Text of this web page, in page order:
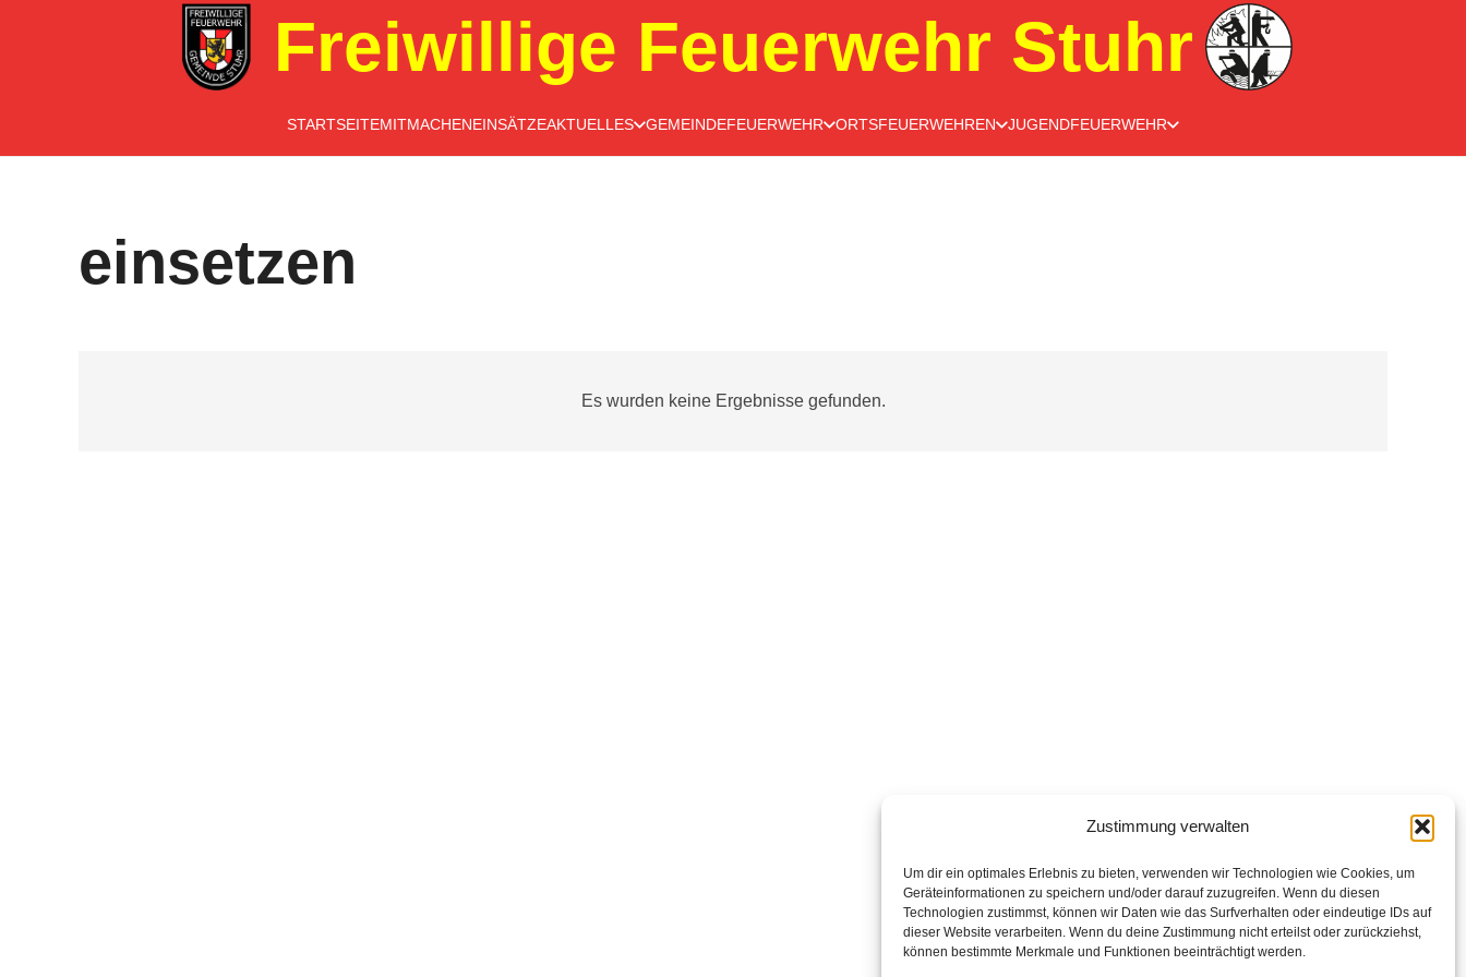
Zustimmung verwalten
Um dir ein optimales Erlebnis zu bieten, verwenden wir Technologien wie Cookies, um
Geräteinformationen zu speichern und/oder darauf zuzugreifen. Wenn du diesen
Technologien zustimmst, können wir Daten wie das Surfverhalten oder eindeutige IDs auf
dieser Website verarbeiten. Wenn du deine Zustimmung nicht erteilst oder zurückziehst,
können bestimmte Merkmale und Funktionen beeinträchtigt werden.
Freiwillige Feuerwehr Stuhr
STARTSEITEMITMACHENEINSÄTZEAKTUELLES GEMEINDEFEUERWEHR ORTSFEUERWEHREN JUGENDFEUERWEHR
einsetzen
Es wurden keine Ergebnisse gefunden.